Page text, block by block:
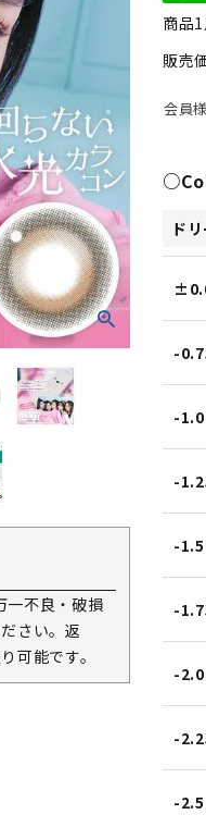
一不良・破損
さい。返
可能です。
商品
販売
会員
ド
-
-
-
-
-
-
-
-